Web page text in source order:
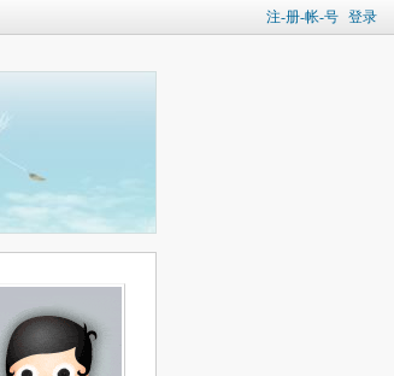
注-册-帐-号 登录